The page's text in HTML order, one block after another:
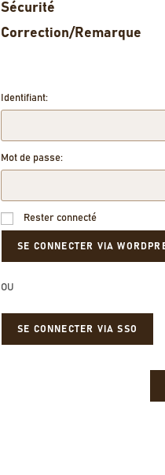
Sécurité
Correction/Remarque
Identifiant:
Mot de passe:
Rester connecté
OU
SE CONNECTER VIA SSO